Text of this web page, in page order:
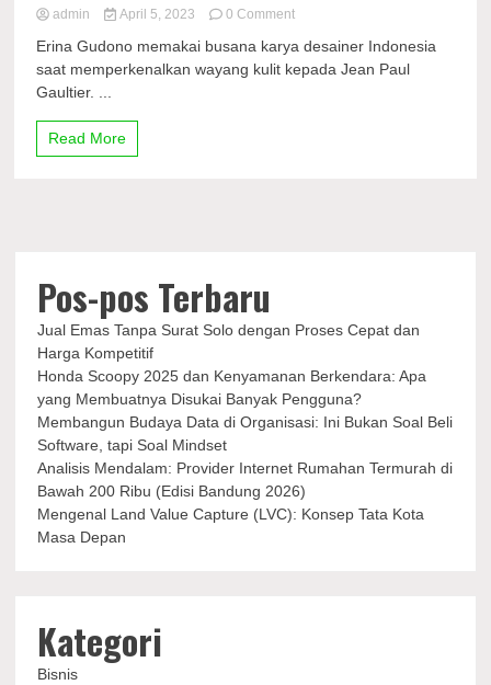
admin April 5, 2023 0 Commenton
Erina
Gudono
Erina Gudono memakai busana karya desainer Indonesia
saat memperkenalkan wayang kulit kepada Jean Paul
Gaultier. ...
Read More
Pos-pos Terbaru
Jual Emas Tanpa Surat Solo dengan Proses Cepat dan
Harga Kompetitif
Honda Scoopy 2025 dan Kenyamanan Berkendara: Apa
yang Membuatnya Disukai Banyak Pengguna?
Membangun Budaya Data di Organisasi: Ini Bukan Soal Beli
Software, tapi Soal Mindset
Analisis Mendalam: Provider Internet Rumahan Termurah di
Bawah 200 Ribu (Edisi Bandung 2026)
Mengenal Land Value Capture (LVC): Konsep Tata Kota
Masa Depan
Kategori
Bisnis